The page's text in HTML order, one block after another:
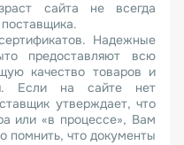
сайта не всегда
Надежные
предоставляют всю
качество товаров и
Если на сайте нет
утверждает, что
или «в процессе», Вам
помнить, что документы